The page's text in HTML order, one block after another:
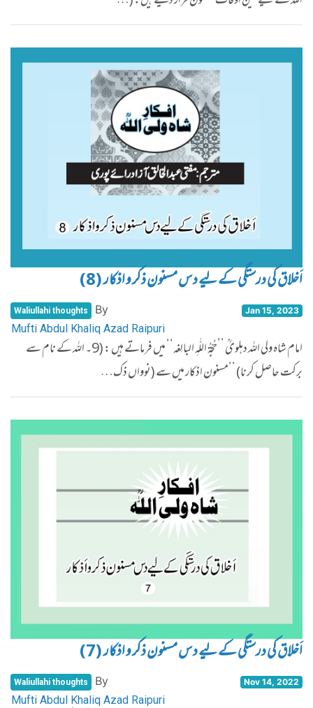
اَخلاق کی درستگی کے لیے دس مسنون ذکر و اذکار (8)
Waliullahi thoughts By
Mufti Abdul Khaliq Azad Raipuri
Jan 15, 2023
امام شاہ ولی اللہ دہلویؒ ’’حُجّۃُ اللّٰہِ البالِغہ‘‘ میں فرماتے ہیں : (9۔ اللہ کے نام سے
برکت حاصل کرنا) ’’مسنون اذکار میں سے (نوواں ذک…
اَخلاق کی درستگی کے لیے دس مسنون ذکر و اذکار (7)
Waliullahi thoughts By
Mufti Abdul Khaliq Azad Raipuri
Nov 14, 2022